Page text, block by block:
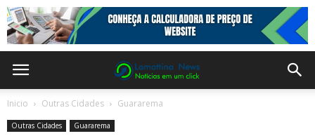
Inicio Outras Cidades Guararema
Outras Cidades Guararema